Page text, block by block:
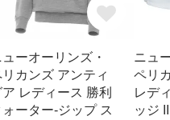
ューオーリンズ・
カンズ アンティ
ア レディース 勝利
ォーター-ジップ ス
ニュ
ペリ
レデ
ッジ